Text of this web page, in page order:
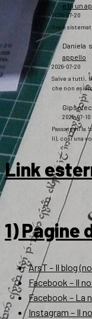
e fa un
2026-07-20
Ora è
Daniela
appello
2026-07-20
Salve a tutti,
che non
2026-07-10
Passatemi la
lì), così una
Link
1) Pagine
ArsT – Il blog
Facebook – Il
Facebook – La
Instagram – Il